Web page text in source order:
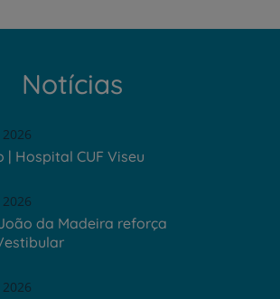
Notícias
| Hospital CUF Viseu
João da Madeira reforça